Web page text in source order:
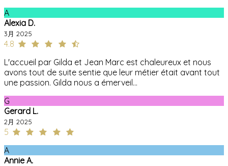
A
Alexia D.
3月 2025
4.8
L'accueil par Gilda et Jean Marc est chaleureux et nous
avons tout de suite sentie que leur métier était avant tout
une passion. Gilda nous a émerveil...
G
Gerard L.
2月 2025
5
A
Annie A.